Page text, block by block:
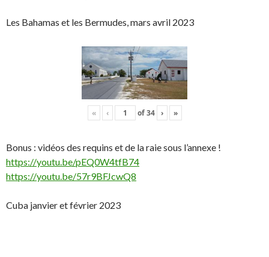
Les Bahamas et les Bermudes, mars avril 2023
« ‹ of34 › »
Bonus : vidéos des requins et de la raie sous l’annexe !
https://youtu.be/pEQ0W4tfB74
https://youtu.be/57r9BFJcwQ8
Cuba janvier et février 2023